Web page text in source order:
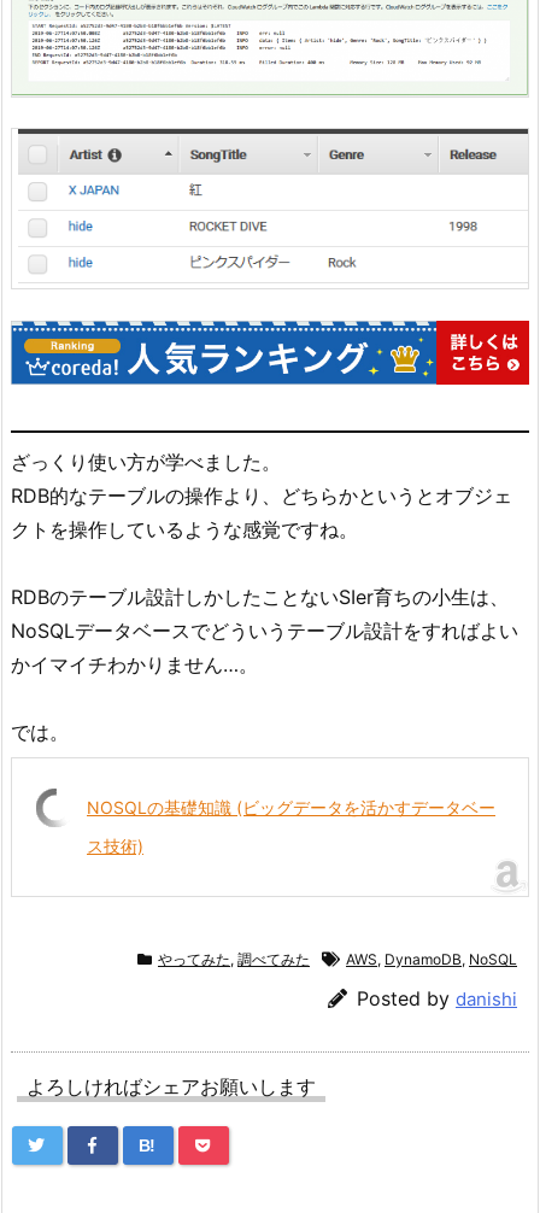
ざっくり使い方が学べました。
RDB的なテーブルの操作より、どちらかというとオブジェ
クトを操作しているような感覚ですね。
RDBのテーブル設計しかしたことないSIer育ちの小生は、
NoSQLデータベースでどういうテーブル設計をすればよい
かイマイチわかりません…。
では。
NOSQLの基礎知識 (ビッグデータを活かすデータベー
ス技術)
やってみた, 調べてみた AWS, DynamoDB, NoSQL
Posted by danishi
よろしければシェアお願いします
B!